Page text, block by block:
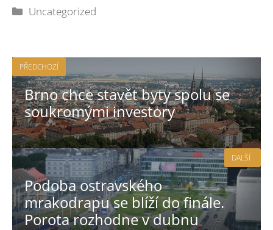
Rubriky
Uncategorized
PŘEDCHOZÍ
Brno chce stavět byty spolu se
soukromými investory
Podoba ostravského
mrakodrapu se blíží do finále.
Porota rozhodne v dubnu
DALŠÍ